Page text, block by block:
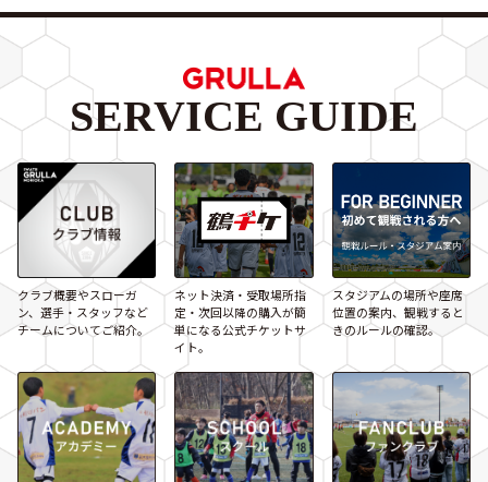
SERVICE GUIDE
クラブ概要やスローガ
ン、選手・スタッフなど
チームについてご紹介。
ネット決済・受取場所指
定・次回以降の購入が簡
単になる公式チケットサ
イト。
スタジアムの場所や座席
位置の案内、観戦すると
きのルールの確認。